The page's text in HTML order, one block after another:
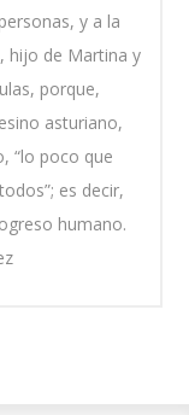
y a la
hijo de Martina y
porque,
asturiano,
“lo poco que
es decir,
humano.